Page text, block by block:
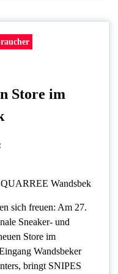
Store im
sich freuen: Am 27.
Sneaker- und
Store im
Wandsbeker
bringt SNIPES